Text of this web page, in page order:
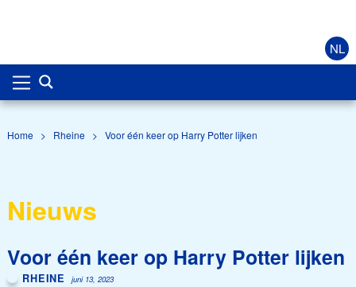
NL
Home > Rheine > Voor één keer op Harry Potter lijken
Nieuws
Voor één keer op Harry Potter lijken
RHEINE juni 13, 2023